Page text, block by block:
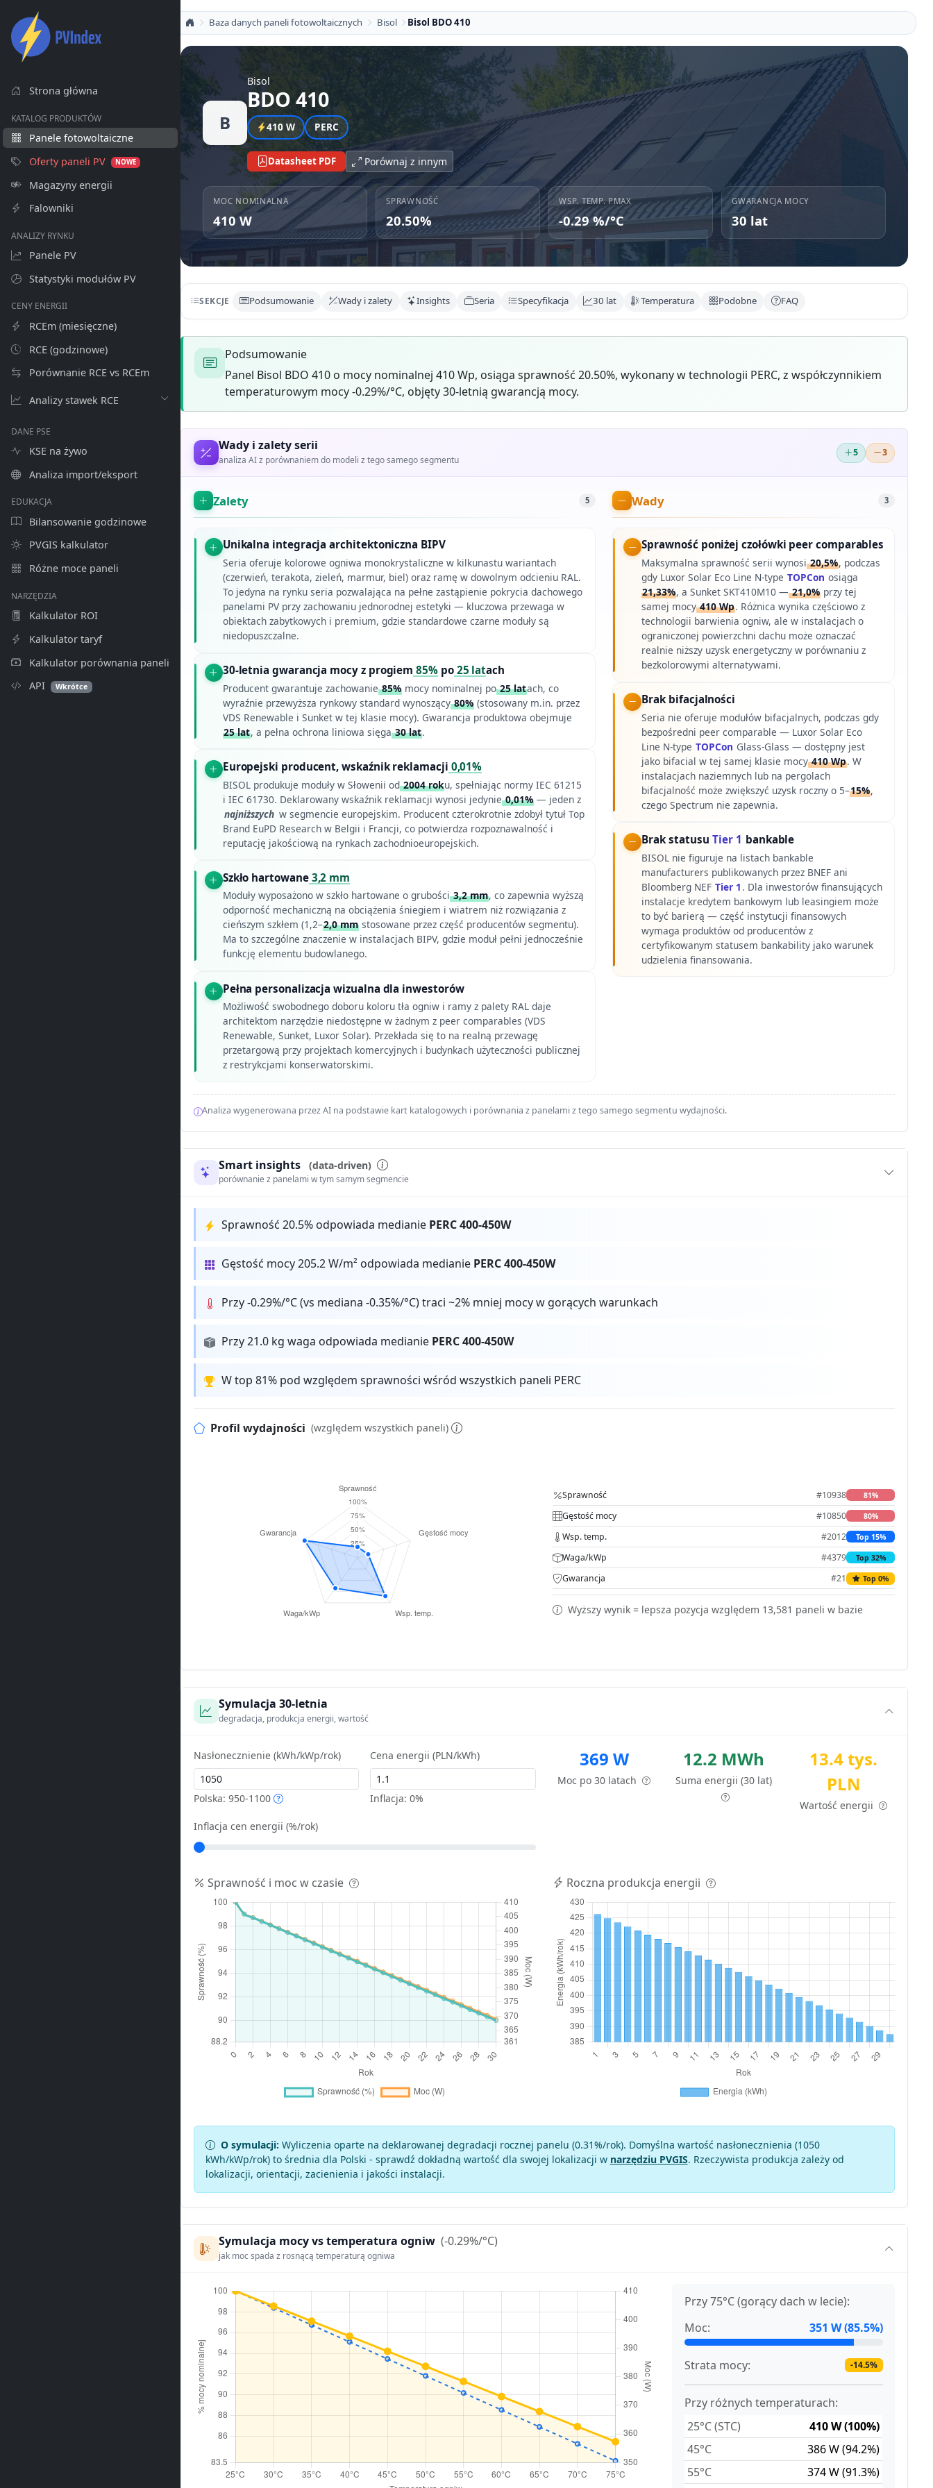
Strona główna
KATALOG PRODUKTÓW
Panele fotowoltaiczne
Oferty paneli PV
NOWE
Magazyny energii
Falowniki
ANALIZY RYNKU
Panele PV
Statystyki modułów PV
CENY ENERGII
RCEm (miesięczne)
RCE (godzinowe)
Porównanie RCE vs RCEm
Analizy stawek RCE
DANE PSE
KSE na żywo
Analiza import/eksport
EDUKACJA
Bilansowanie godzinowe
PVGIS kalkulator
Różne moce paneli
NARZĘDZIA
Kalkulator ROI
Kalkulator taryf
Kalkulator porównania paneli
API
Wkrótce
Baza danych paneli fotowoltaicznych Bisol Bisol BDO 410
B
Bisol
BDO 410
410 W PERC
Datasheet PDF Porównaj z innym
MOC NOMINALNA
410 W
SPRAWNOŚĆ
20.50%
WSP. TEMP. PMAX
-0.29 %/°C
GWARANCJA MOCY
30 lat
SEKCJE Podsumowanie Wady i zalety Insights Seria Specyfikacja 30 lat Temperatura Podobne FAQ
Podsumowanie
Panel Bisol BDO 410 o mocy nominalnej 410 Wp, osiąga sprawność 20.50%, wykonany w technologii PERC, z współczynnikiem
temperaturowym mocy -0.29%/°C, objęty 30-letnią gwarancją mocy.
Wady i zalety serii
analiza AI z porównaniem do modeli z tego samego segmentu
5 3
Zalety 5
Unikalna integracja architektoniczna BIPV
Seria oferuje kolorowe ogniwa monokrystaliczne w kilkunastu wariantach
(czerwień, terakota, zieleń, marmur, biel) oraz ramę w dowolnym odcieniu RAL.
To jedyna na rynku seria pozwalająca na pełne zastąpienie pokrycia dachowego
panelami PV przy zachowaniu jednorodnej estetyki — kluczowa przewaga w
obiektach zabytkowych i premium, gdzie standardowe czarne moduły są
niedopuszczalne.
30-letnia gwarancja mocy z progiem 85%po25 latach
Producent gwarantuje zachowanie85%mocy nominalnej po25 latach, co
wyraźnie przewyższa rynkowy standard wynoszący80%(stosowany m.in. przez
VDS Renewable i Sunket w tej klasie mocy). Gwarancja produktowa obejmuje
25 lat, a pełna ochrona liniowa sięga30 lat.
Europejski producent, wskaźnik reklamacji 0,01%
BISOL produkuje moduły w Słowenii od2004 roku, spełniając normy IEC 61215
i IEC 61730. Deklarowany wskaźnik reklamacji wynosi jedynie0,01%— jeden z
najniższych w segmencie europejskim. Producent czterokrotnie zdobył tytuł Top
Brand EuPD Research w Belgii i Francji, co potwierdza rozpoznawalność i
reputację jakościową na rynkach zachodnioeuropejskich.
Szkło hartowane3,2 mm
Moduły wyposażono w szkło hartowane o grubości3,2 mm, co zapewnia wyższą
odporność mechaniczną na obciążenia śniegiem i wiatrem niż rozwiązania z
cieńszym szkłem (1,2–2,0 mmstosowane przez część producentów segmentu).
Ma to szczególne znaczenie w instalacjach BIPV, gdzie moduł pełni jednocześnie
funkcję elementu budowlanego.
Pełna personalizacja wizualna dla inwestorów
Możliwość swobodnego doboru koloru tła ogniw i ramy z palety RAL daje
architektom narzędzie niedostępne w żadnym z peer comparables (VDS
Renewable, Sunket, Luxor Solar). Przekłada się to na realną przewagę
przetargową przy projektach komercyjnych i budynkach użyteczności publicznej
z restrykcjami konserwatorskimi.
Wady 3
Sprawność poniżej czołówki peer comparables
Maksymalna sprawność serii wynosi20,5%, podczas
gdy Luxor Solar Eco Line N-type TOPCon osiąga
21,33%, a Sunket SKT410M10 —21,0% przy tej
samej mocy410 Wp. Różnica wynika częściowo z
technologii barwienia ogniw, ale w instalacjach o
ograniczonej powierzchni dachu może oznaczać
realnie niższy uzysk energetyczny w porównaniu z
bezkolorowymi alternatywami.
Brak bifacjalności
Seria nie oferuje modułów bifacjalnych, podczas gdy
bezpośredni peer comparable — Luxor Solar Eco
Line N-type TOPCon Glass-Glass — dostępny jest
jako bifacial w tej samej klasie mocy410 Wp. W
instalacjach naziemnych lub na pergolach
bifacjalność może zwiększyć uzysk roczny o 5–15%,
czego Spectrum nie zapewnia.
Brak statusu Tier 1 bankable
BISOL nie figuruje na listach bankable
manufacturers publikowanych przez BNEF ani
Bloomberg NEF Tier 1 . Dla inwestorów finansujących
instalacje kredytem bankowym lub leasingiem może
to być barierą — część instytucji finansowych
wymaga produktów od producentów z
certyfikowanym statusem bankability jako warunek
udzielenia finansowania.
Analiza wygenerowana przez AI na podstawie kart katalogowych i porównania z panelami z tego samego segmentu wydajności.
Smart insights (data-driven)
porównanie z panelami w tym samym segmencie
Sprawność 20.5% odpowiada medianie PERC 400-450W
Gęstość mocy 205.2 W/m² odpowiada medianie PERC 400-450W
Przy -0.29%/°C (vs mediana -0.35%/°C) traci ~2% mniej mocy w gorących warunkach
Przy 21.0 kg waga odpowiada medianie PERC 400-450W
W top 81% pod względem sprawności wśród wszystkich paneli PERC
Profil wydajności (względem wszystkich paneli)
Sprawność #10938 81%
Gęstość mocy #10850 80%
Wsp. temp. #2012 Top 15%
Waga/kWp #4379 Top 32%
Gwarancja #21 Top 0%
Wyższy wynik = lepsza pozycja względem 13,581 paneli w bazie
Symulacja 30-letnia
degradacja, produkcja energii, wartość
Nasłonecznienie (kWh/kWp/rok)
Polska: 950-1100
Cena energii (PLN/kWh)
Inflacja:0%
Inflacja cen energii (%/rok)
369 W
Moc po 30 latach
12.2 MWh
Suma energii (30 lat)
13.4 tys.
PLN
Wartość energii
Sprawność i moc w czasie Roczna produkcja energii
O symulacji: Wyliczenia oparte na deklarowanej degradacji rocznej panelu (0.31%/rok). Domyślna wartość nasłonecznienia (1050
kWh/kWp/rok) to średnia dla Polski - sprawdź dokładną wartość dla swojej lokalizacji w narzędziu PVGIS. Rzeczywista produkcja zależy od
lokalizacji, orientacji, zacienienia i jakości instalacji.
Symulacja mocy vs temperatura ogniw (-0.29%/°C)
jak moc spada z rosnącą temperaturą ogniwa
Przy 75°C (gorący dach w lecie):
Moc:
351 W (85.5%)
Strata mocy: -14.5%
Przy różnych temperaturach:
25°C (STC)
410 W (100%)
45°C
386 W (94.2%)
55°C
374 W (91.3%)